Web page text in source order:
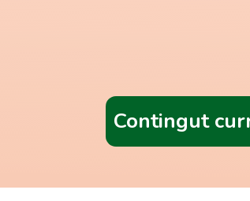
Contingut